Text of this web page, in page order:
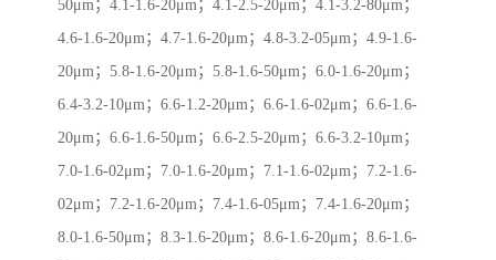
50μm；4.1-1.6-20μm；4.1-2.5-20μm；4.1-3.2-80μm；
4.6-1.6-20μm；4.7-1.6-20μm；4.8-3.2-05μm；4.9-1.6-
20μm；5.8-1.6-20μm；5.8-1.6-50μm；6.0-1.6-20μm；
6.4-3.2-10μm；6.6-1.2-20μm；6.6-1.6-02μm；6.6-1.6-
20μm；6.6-1.6-50μm；6.6-2.5-20μm；6.6-3.2-10μm；
7.0-1.6-02μm；7.0-1.6-20μm；7.1-1.6-02μm；7.2-1.6-
02μm；7.2-1.6-20μm；7.4-1.6-05μm；7.4-1.6-20μm；
8.0-1.6-50μm；8.3-1.6-20μm；8.6-1.6-20μm；8.6-1.6-